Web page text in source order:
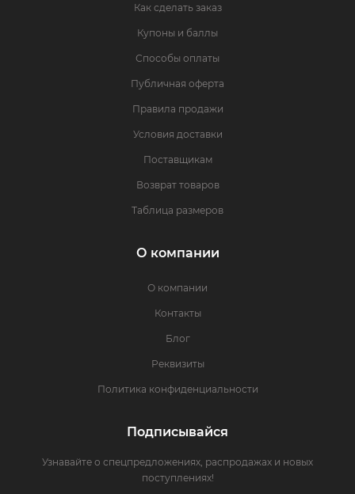
Как сделать заказ
Купоны и баллы
Способы оплаты
Публичная оферта
Правила продажи
Условия доставки
Поставщикам
Возврат товаров
Таблица размеров
О компании
О компании
Контакты
Блог
Реквизиты
Политика конфиденциальности
Подписывайся
Узнавайте о спецпредложениях, распродажах и новых
поступлениях!